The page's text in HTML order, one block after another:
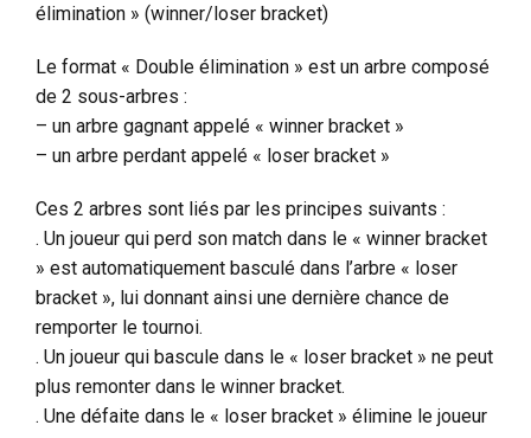
élimination » (winner/loser bracket)
Le format « Double élimination » est un arbre composé
de 2 sous-arbres :
– un arbre gagnant appelé « winner bracket »
– un arbre perdant appelé « loser bracket »
Ces 2 arbres sont liés par les principes suivants :
. Un joueur qui perd son match dans le « winner bracket
» est automatiquement basculé dans l’arbre « loser
bracket », lui donnant ainsi une dernière chance de
remporter le tournoi.
. Un joueur qui bascule dans le « loser bracket » ne peut
plus remonter dans le winner bracket.
. Une défaite dans le « loser bracket » élimine le joueur